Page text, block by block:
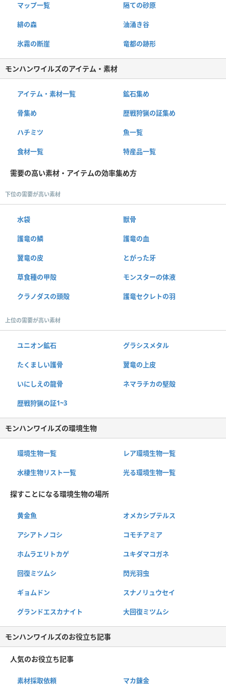
マップ一覧 隔ての砂原
緋の森 油涌き谷
氷霧の断崖 竜都の跡形
モンハンワイルズのアイテム・素材
アイテム・素材一覧 鉱石集め
骨集め 歴戦狩猟の証集め
ハチミツ 魚一覧
食材一覧 特産品一覧
需要の高い素材・アイテムの効率集め方
下位の需要が高い素材
水袋 獣骨
護竜の鱗 護竜の血
翼竜の皮 とがった牙
草食種の甲殻 モンスターの体液
クラノダスの頭殻 護竜セクレトの羽
上位の需要が高い素材
ユニオン鉱石 グラシスメタル
たくましい護骨 翼竜の上皮
いにしえの龍骨 ネマラチカの堅殻
歴戦狩猟の証1~3
モンハンワイルズの環境生物
環境生物一覧 レア環境生物一覧
水棲生物リスト一覧 光る環境生物一覧
探すことになる環境生物の場所
黄金魚 オメカシプテルス
アシアトノコシ コモチアミア
ホムラエリトカゲ ユキダマコガネ
回復ミツムシ 閃光羽虫
ギョムドン スナノリュウセイ
グランドエスカナイト 大回復ミツムシ
モンハンワイルズのお役立ち記事
人気のお役立ち記事
素材採取依頼 マカ錬金